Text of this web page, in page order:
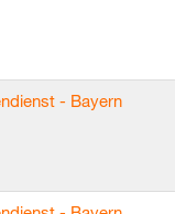
- Bayern